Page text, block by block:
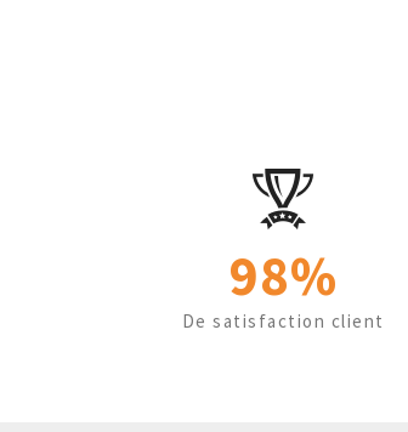
98%
De satisfaction client